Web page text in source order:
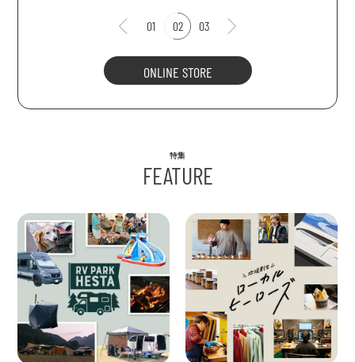
01 02 03
ONLINE STORE
特集
FEATURE